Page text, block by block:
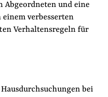
Abgeordneten und eine
verbesserten
Verhaltensregeln für
bei